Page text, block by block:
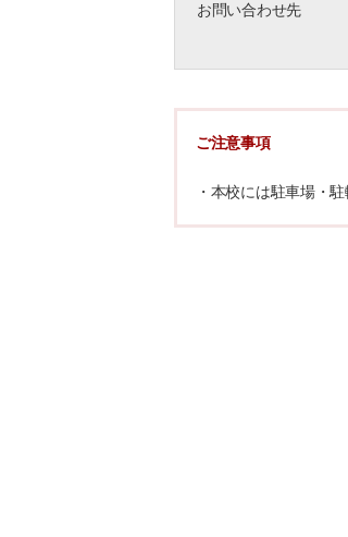
お問い合わせ先
ご注意事項
・本校には駐車場・